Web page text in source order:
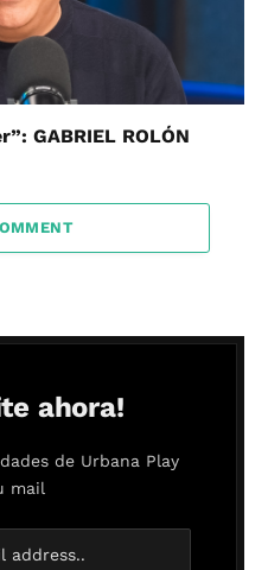
GABRIEL ROLÓN
ahora!
de Urbana Play
mail